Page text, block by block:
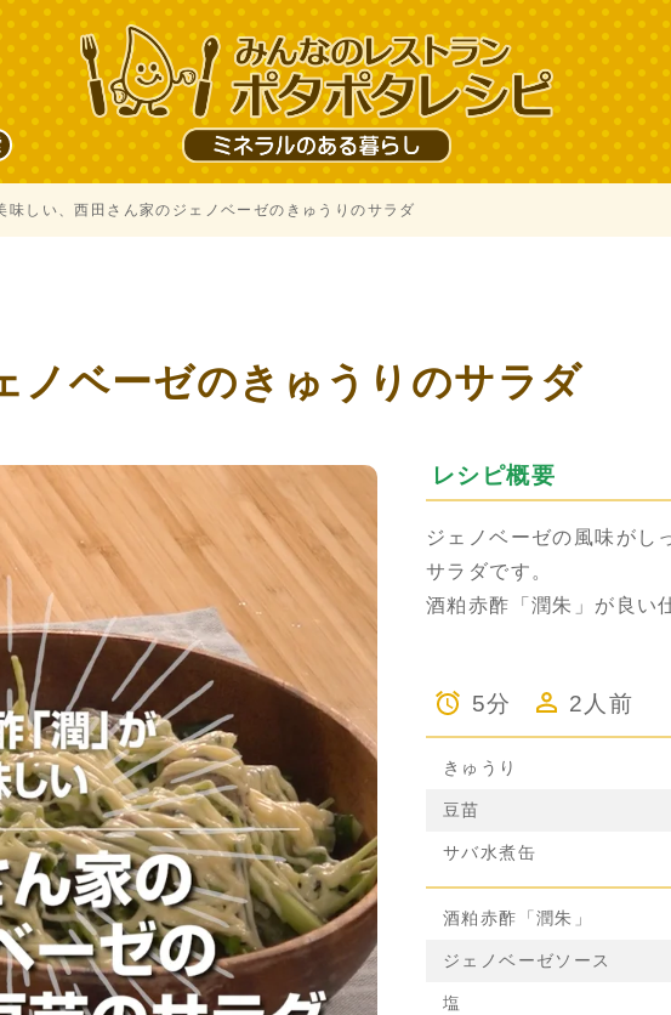
味しい、西田さん家のジェノベーゼのきゅうりのサラダ
ノベーゼのきゅうりのサラダ
レシピ概要
ジェノベーゼの風味がし
サラダです。
酒粕赤酢「潤朱」が良い
5分 2人前
きゅうり
豆苗
サバ水煮缶
酒粕赤酢「潤朱」
ジェノベーゼソース
塩